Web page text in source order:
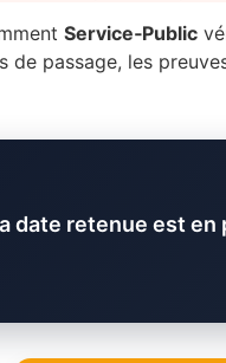
Service‑Public
de passage, les
date retenue est